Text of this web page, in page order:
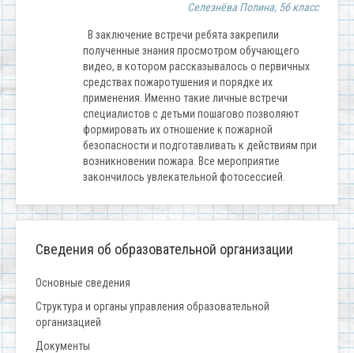
Селезнёва Полина, 5б класс
В заключение встречи ребята закрепили
полученные знания просмотром обучающего
видео, в котором рассказывалось о первичных
средствах пожаротушения и порядке их
применения. Именно такие личные встречи
специалистов с детьми пошагово позволяют
формировать их отношение к пожарной
безопасности и подготавливать к действиям при
возникновении пожара. Все мероприятие
закончилось увлекательной фотосессией.
Сведения об образовательной организации
Основные сведения
Структура и органы управления образовательной
организацией
Документы